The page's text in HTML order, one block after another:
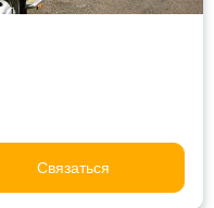
Связаться